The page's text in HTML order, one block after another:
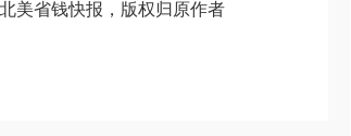
美省钱快报，版权归原作者